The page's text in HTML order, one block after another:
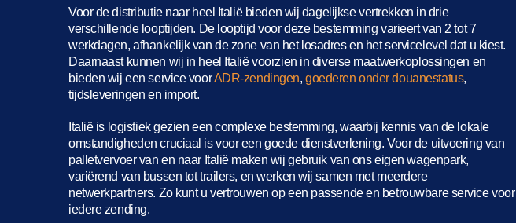
Voor de distributie naar heel Italië bieden wij dagelijkse vertrekken in drie
verschillende looptijden. De looptijd voor deze bestemming varieert van 2 tot 7
werkdagen, afhankelijk van de zone van het losadres en het servicelevel dat u kiest.
Daarnaast kunnen wij in heel Italië voorzien in diverse maatwerkoplossingen en
bieden wij een service voorADR-zendingen,goederen onder douanestatus,
tijdsleveringen en import.
Italië is logistiek gezien een complexe bestemming, waarbij kennis van de lokale
omstandigheden cruciaal is voor een goede dienstverlening.Voor de uitvoering van
palletvervoer van en naar Italië maken wij gebruik van ons eigen wagenpark,
variërend van bussen tot trailers, en werken wij samen met meerdere
netwerkpartners. Zo kunt u vertrouwen op een passende en betrouwbare service voor
iedere zending.